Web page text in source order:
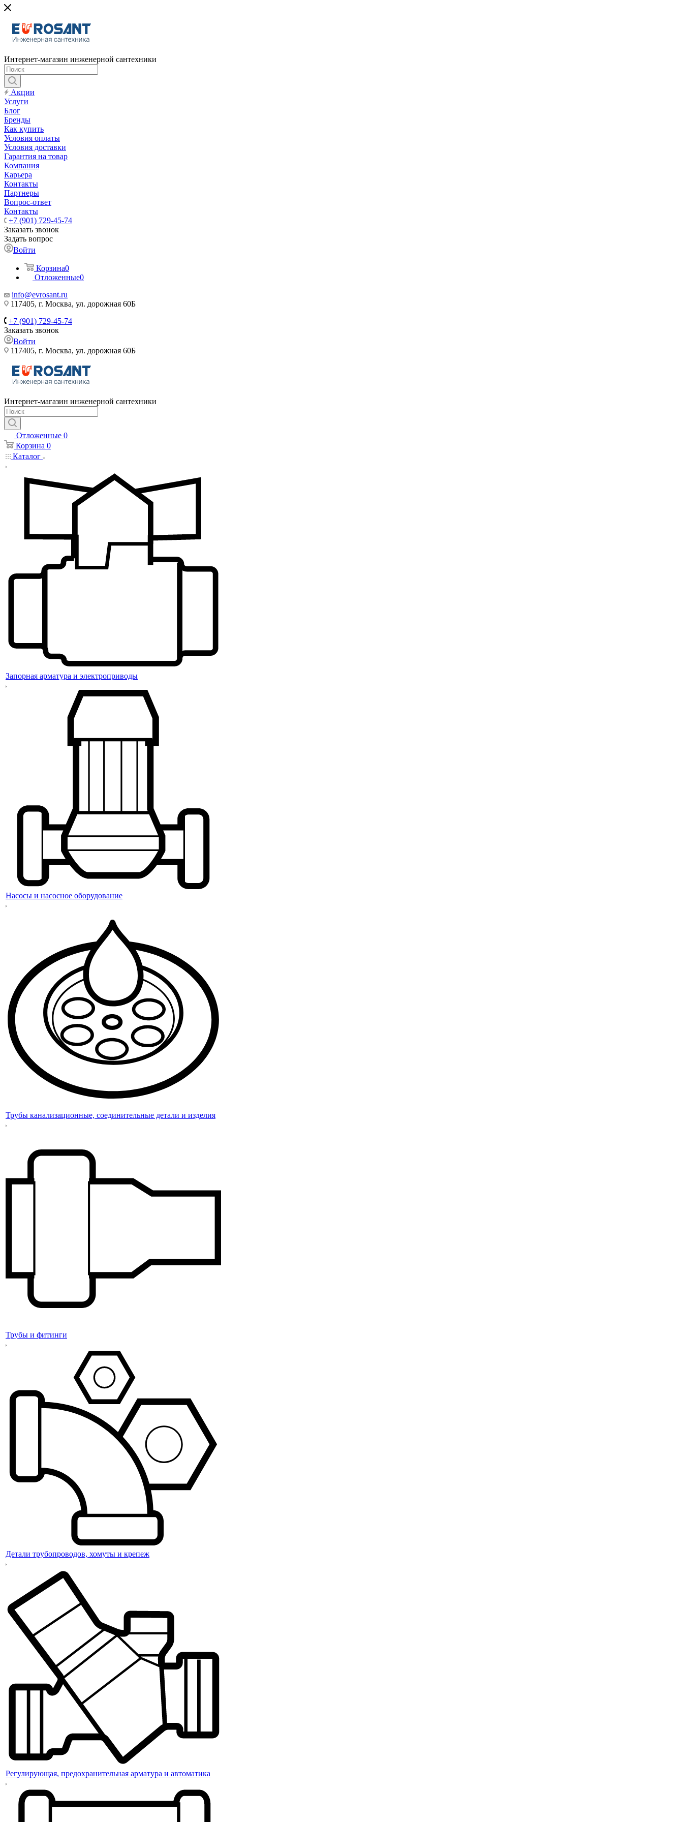
Интернет-магазин инженерной сантехники
Акции
Услуги
Блог
Бренды
Как купить
Условия оплаты
Условия доставки
Гарантия на товар
Компания
Карьера
Контакты
Партнеры
Вопрос-ответ
Контакты
+7 (901) 729-45-74
Заказать звонок
Задать вопрос
Войти
Корзина0
Отложенные0
info@evrosant.ru
117405, г. Москва, ул. дорожная 60Б
+7 (901) 729-45-74
Заказать звонок
Войти
117405, г. Москва, ул. дорожная 60Б
Интернет-магазин инженерной сантехники
Отложенные 0
Корзина 0
Каталог
Запорная арматура и электроприводы
Насосы и насосное оборудование
Трубы канализационные, соединительные детали и изделия
Трубы и фитинги
Детали трубопроводов, хомуты и крепеж
Регулирующая, предохранительная арматура и автоматика